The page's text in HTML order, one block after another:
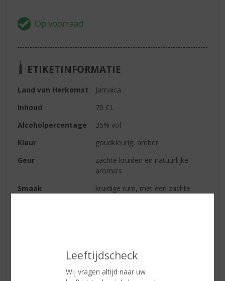
Leeftijdscheck
Wij vragen altijd naar uw
ETIKETINFORMATIE
Land van Herkomst
Jamaica
Inhoud
70 CL
Alcoholpercentage
35% vol
Kleur
goudkleurig, amber
Geur
zachte kruiden en natuurlijke
aroma's
Smaak
kruidige rum, met een zachte
Reviews
Schrijf een review